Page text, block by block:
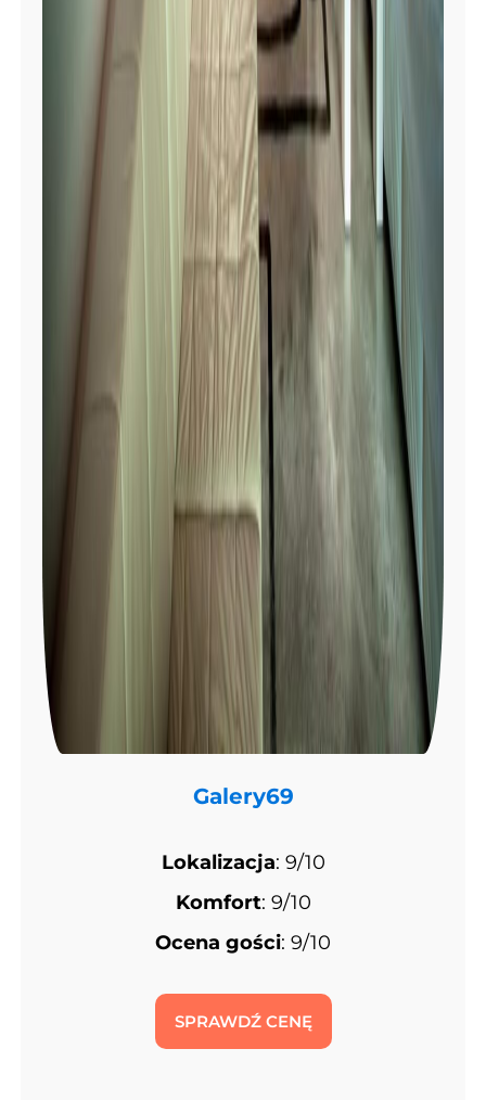
Galery69
Lokalizacja: 9/10
Komfort: 9/10
Ocena gości: 9/10
SPRAWDŹ CENĘ